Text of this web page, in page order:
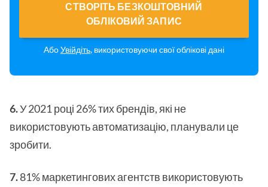
СТВОРІТЬ БЕЗКОШТОВНИЙ
ОБЛІКОВИЙ ЗАПИС
АбоУвійдіть, використовуючи свої облікові дані
6.У 2021 році 26% тих брендів, які не
використовують автоматизацію, планували це
зробити.
7.81% маркетингових агентств використовують